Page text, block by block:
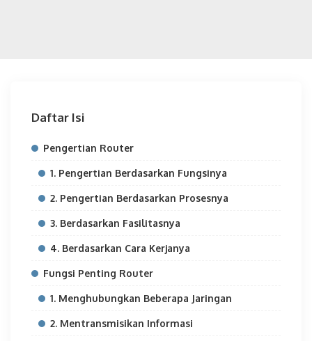
Daftar Isi
Pengertian Router
1. Pengertian Berdasarkan Fungsinya
2. Pengertian Berdasarkan Prosesnya
3. Berdasarkan Fasilitasnya
4. Berdasarkan Cara Kerjanya
Fungsi Penting Router
1. Menghubungkan Beberapa Jaringan
2. Mentransmisikan Informasi